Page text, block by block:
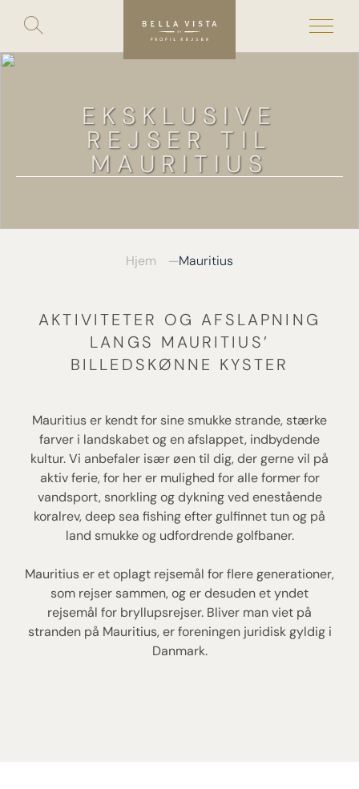
Skip
content
Toggle
search
EKSKLUSIVE
REJSER TIL
MAURITIUS
Hjem Mauritius
AKTIVITETER OG AFSLAPNING
LANGS MAURITIUS’
BILLEDSKØNNE KYSTER
Mauritius er kendt for sine smukke strande, stærke
farver i landskabet og en afslappet, indbydende
kultur. Vi anbefaler især øen til dig, der gerne vil på
aktiv ferie, for her er mulighed for alle former for
vandsport, snorkling og dykning ved enestående
koralrev, deep sea fishing efter gulfinnet tun og på
land smukke og udfordrende golfbaner.
Mauritius er et oplagt rejsemål for flere generationer,
som rejser sammen, og er desuden et yndet
rejsemål for bryllupsrejser. Bliver man viet på
stranden på Mauritius, er foreningen juridisk gyldig i
Danmark.